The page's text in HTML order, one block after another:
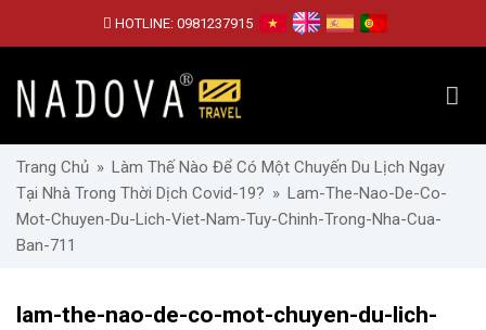
HOTLINE: 0981237915
Trang Chủ » Làm Thế Nào Để Có Một Chuyến Du Lịch Ngay
Tại Nhà Trong Thời Dịch Covid-19? » Lam-The-Nao-De-Co-
Mot-Chuyen-Du-Lich-Viet-Nam-Tuy-Chinh-Trong-Nha-Cua-
Ban-711
lam-the-nao-de-co-mot-chuyen-du-lich-